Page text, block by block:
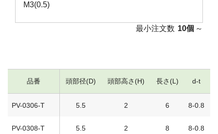
M3(0.5)
最小注文数 10個 ～
品番 頭部径(D) 頭部高さ(H) 長さ(L) d-t
PV-0306-T 5.5 2 6 8-0.8
PV-0308-T 5.5 2 8 8-0.8